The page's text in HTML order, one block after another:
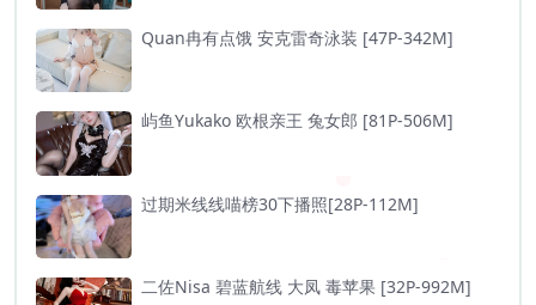
Quan冉有点饿 安克雷奇泳装 [47P-342M]
屿鱼Yukako 欧根亲王 兔女郎 [81P-506M]
过期米线线喵榜30下播照[28P-112M]
二佐Nisa 碧蓝航线 大凤 毒苹果 [32P-992M]